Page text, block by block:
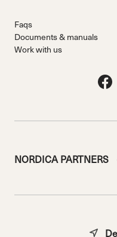
Faqs
Documents & manuals
Work with us
NORDICA PARTNERS